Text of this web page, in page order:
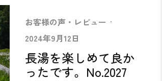
お客様の声・レビュー ·
2024年9月12日
長湯を楽しめて良か
ったです。No.2027